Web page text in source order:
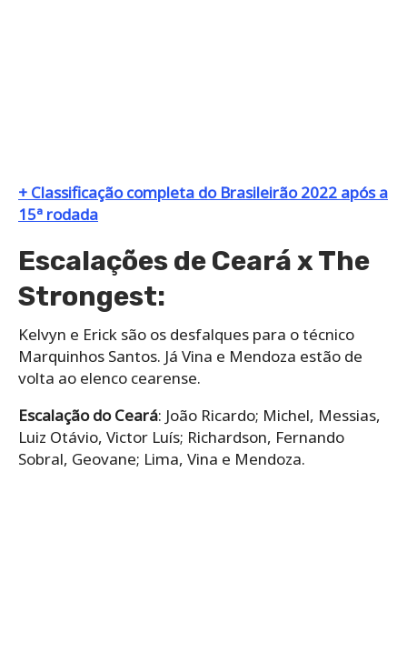
+ Classificação completa do Brasileirão 2022 após a
15ª rodada
Escalações de Ceará x The
Strongest:
Kelvyn e Erick são os desfalques para o técnico
Marquinhos Santos. Já Vina e Mendoza estão de
volta ao elenco cearense.
Escalação do Ceará: João Ricardo; Michel, Messias,
Luiz Otávio, Victor Luís; Richardson, Fernando
Sobral, Geovane; Lima, Vina e Mendoza.